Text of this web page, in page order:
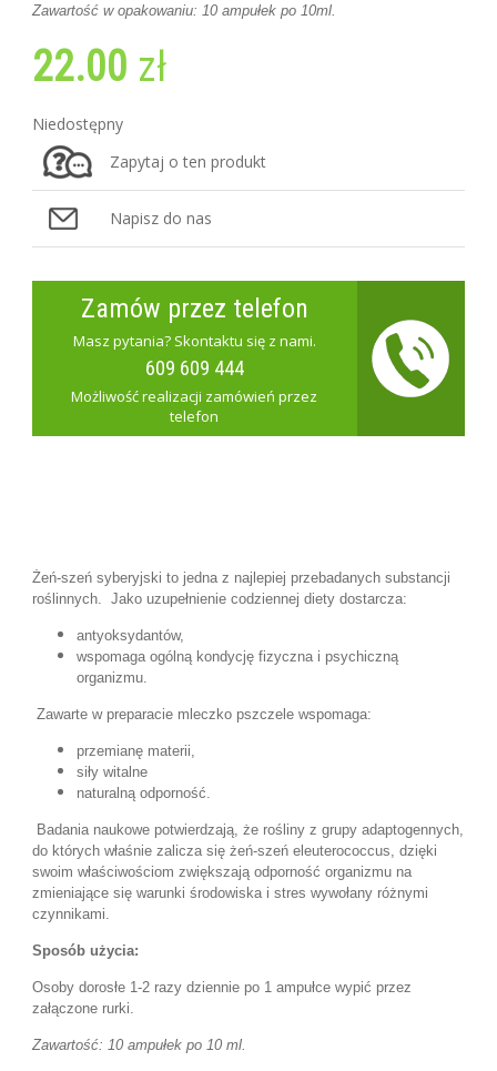
Zawartość w opakowaniu: 10 ampułek po 10ml.
22.00 zł
Niedostępny
Zapytaj o ten produkt
Napisz do nas
Zamów przez telefon
Masz pytania? Skontaktu się z nami.
609 609 444
Możliwość realizacji zamówień przez
telefon
Żeń-szeń syberyjski to jedna z najlepiej przebadanych substancji
roślinnych.
Jako uzupełnienie codziennej diety dostarcza:
antyoksydantów,
wspomaga ogólną kondycję fizyczna i psychiczną
organizmu.
Zawarte w preparacie mleczko pszczele wspomaga:
przemianę materii,
siły witalne
naturalną odporność.
Badania naukowe potwierdzają, że rośliny z grupy adaptogennych,
do których właśnie zalicza się żeń-szeń eleuterococcus, dzięki
swoim właściwościom zwiększają odporność organizmu na
zmieniające się warunki środowiska i stres wywołany różnymi
czynnikami.
Sposób użycia:
Osoby dorosłe 1-2 razy dziennie po 1 ampułce wypić przez
załączone rurki.
Zawartość: 10 ampułek po 10 ml.